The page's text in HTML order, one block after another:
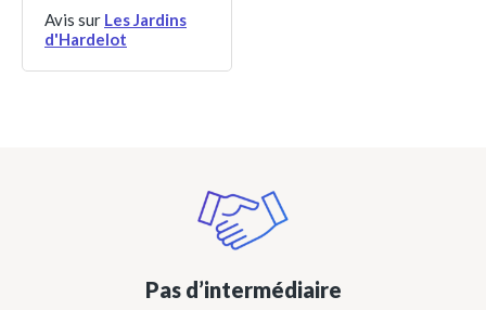
Avis sur Les Jardins
d'Hardelot
Pas d’intermédiaire